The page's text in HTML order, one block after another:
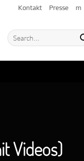
Kontakt Presse m
Videos)